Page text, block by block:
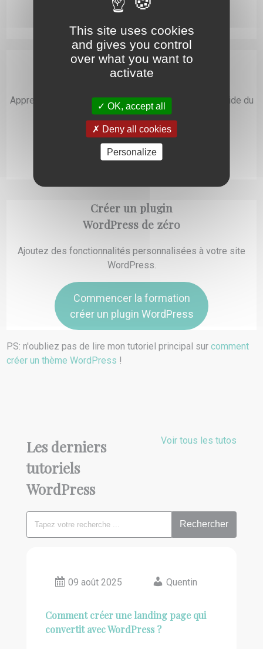
Commencer la formation
Créer un thème WordPress
avec Bootstrap
Apprenez à développer un thème WordPress avec l’aide du
célèbre Framework.
Commencer la formation
Utiliser Bootstrap et WordPress
Créer un plugin
WordPress de zéro
Ajoutez des fonctionnalités personnalisées à votre site
WordPress.
Commencer la formation
créer un plugin WordPress
PS: n'oubliez pas de lire mon tutoriel principal surcomment
créer un thème WordPress !
Les derniers
tutoriels
WordPress
Voir tous les tutos
Rechercher
09 août 2025 Quentin
Comment créer une landing page qui
convertit avec WordPress ?
This site uses cookies
and gives you control
over what you want to
activate
OK, accept all
Deny all cookies
Personalize